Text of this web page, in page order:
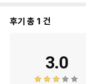
후기 총 1 건
3.0